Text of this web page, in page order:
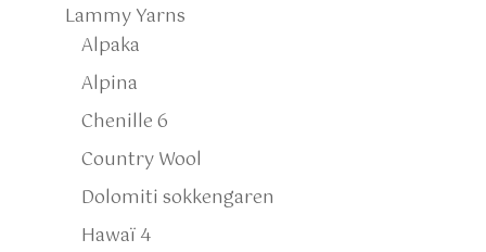
Lammy Yarns
Alpaka
Alpina
Chenille 6
Country Wool
Dolomiti sokkengaren
Hawaï 4